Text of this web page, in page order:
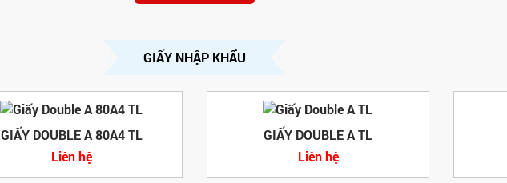
GIẤY NHẬP KHẨU
GIẤY DOUBLE A 80A4 TL
Liên hệ
GIẤY DOUBLE A TL
Liên hệ